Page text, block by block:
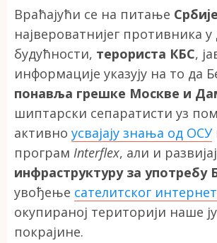
Враћајући се на питање Србије
највероватнијег противника у
будућности, терориста КБС,
информације указују на то да
понавља грешке Москве и
шиптарски сепаратисти уз
активно усвајају знања од ОСУ
програм Interflex, али и
инфраструктуру за употребу
увођење сателитског
окупираној територији наше
покрајине.